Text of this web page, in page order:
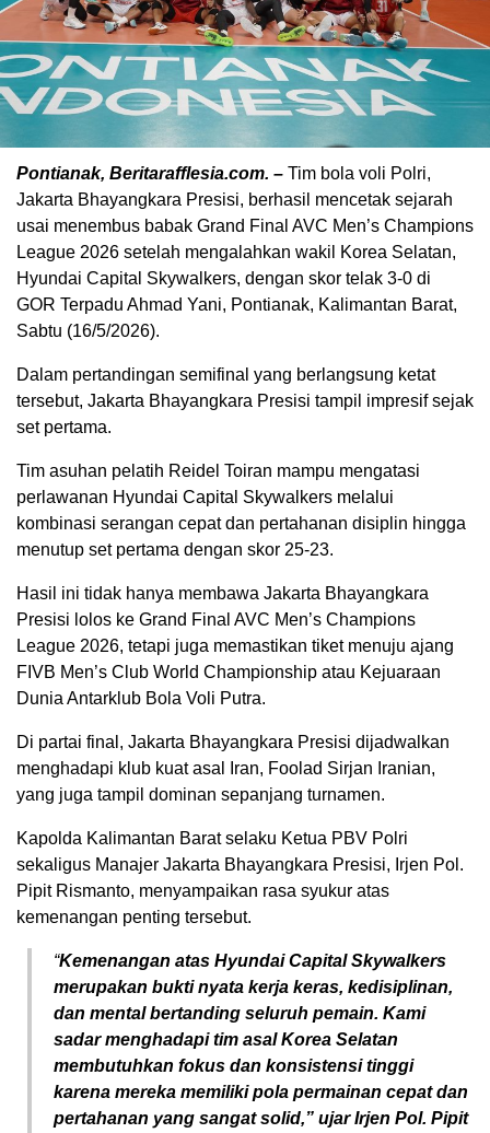
Pontianak, Beritarafflesia.com. – Tim bola voli Polri,
Jakarta Bhayangkara Presisi, berhasil mencetak sejarah
usai menembus babak Grand Final AVC Men’s Champions
League 2026 setelah mengalahkan wakil Korea Selatan,
Hyundai Capital Skywalkers, dengan skor telak 3-0 di
GOR Terpadu Ahmad Yani, Pontianak, Kalimantan Barat,
Sabtu (16/5/2026).
Dalam pertandingan semifinal yang berlangsung ketat
tersebut, Jakarta Bhayangkara Presisi tampil impresif sejak
set pertama.
Tim asuhan pelatih Reidel Toiran mampu mengatasi
perlawanan Hyundai Capital Skywalkers melalui
kombinasi serangan cepat dan pertahanan disiplin hingga
menutup set pertama dengan skor 25-23.
Hasil ini tidak hanya membawa Jakarta Bhayangkara
Presisi lolos ke Grand Final AVC Men’s Champions
League 2026, tetapi juga memastikan tiket menuju ajang
FIVB Men’s Club World Championship atau Kejuaraan
Dunia Antarklub Bola Voli Putra.
Di partai final, Jakarta Bhayangkara Presisi dijadwalkan
menghadapi klub kuat asal Iran, Foolad Sirjan Iranian,
yang juga tampil dominan sepanjang turnamen.
Kapolda Kalimantan Barat selaku Ketua PBV Polri
sekaligus Manajer Jakarta Bhayangkara Presisi, Irjen Pol.
Pipit Rismanto, menyampaikan rasa syukur atas
kemenangan penting tersebut.
“Kemenangan atas Hyundai Capital Skywalkers
merupakan bukti nyata kerja keras, kedisiplinan,
dan mental bertanding seluruh pemain. Kami
sadar menghadapi tim asal Korea Selatan
membutuhkan fokus dan konsistensi tinggi
karena mereka memiliki pola permainan cepat dan
pertahanan yang sangat solid,” ujar Irjen Pol. Pipit